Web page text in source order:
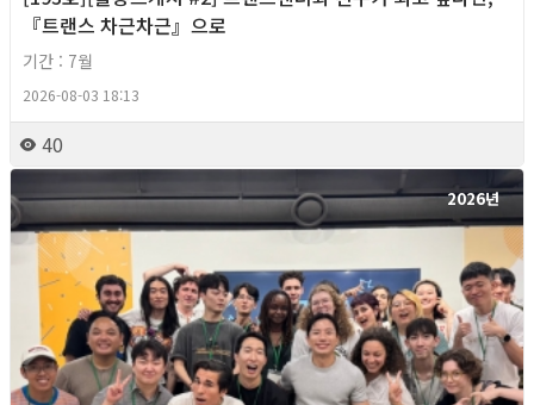
『트랜스 차근차근』으로
기간 : 7월
2026-08-03 18:13
40
2026년